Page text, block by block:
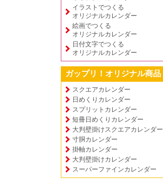
イラストでつくる
オリジナルカレンダー
絵画でつくる
オリジナルカレンダー
日付文字でつくる
オリジナルカレンダー
ガップリ！オリジナル商品
スクエアカレンダー
日めくりカレンダー
スプリットカレンダー
短冊日めくりカレンダー
大判壁掛けスクエアカレンダー
寸胴カレンダー
掛軸カレンダー
大判壁掛けカレンダー
スーパーファインカレンダー